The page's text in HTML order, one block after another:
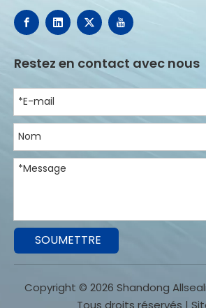
Restez en contact avec nous
SOUMETTRE
Copyright © 2026 Shandong
Tous droits réservés |